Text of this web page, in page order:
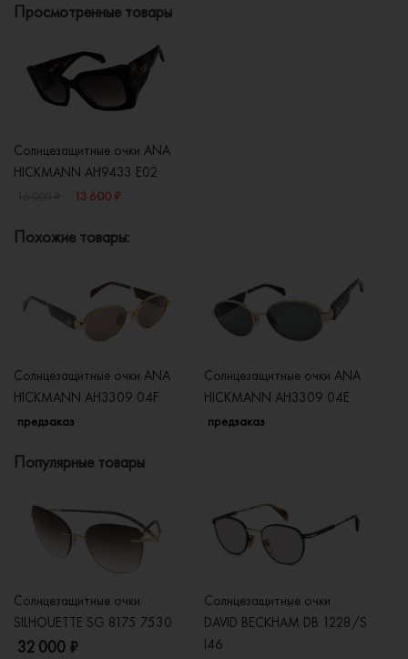
Просмотренные товары
Солнцезащитные очки ANA
HICKMANN AH9433 E02
13 600 ₽
Похожие товары:
Солнцезащитные очки ANA
HICKMANN AH3309 04F
предзаказ
Солнцезащитные очки ANA
HICKMANN AH3309 04E
предзаказ
Популярные товары
Солнцезащитные очки
SILHOUETTE SG 8175 7530
32 000 ₽
Солнцезащитные очки
DAVID BECKHAM DB 1228/S
I46